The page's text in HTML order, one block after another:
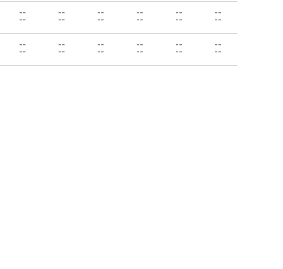
--
--
--
--
--
--
--
--
--
--
--
--
--
--
--
--
--
--
--
--
--
--
--
--